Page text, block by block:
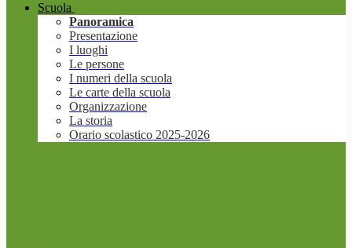
Scuola
Panoramica
Presentazione
I luoghi
Le persone
I numeri della scuola
Le carte della scuola
Organizzazione
La storia
Orario scolastico 2025-2026